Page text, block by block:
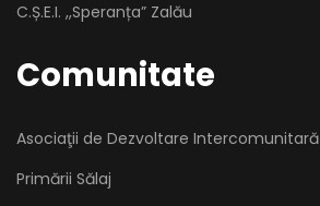
C.Ș.E.I. ,,Speranța” Zalău
Comunitate
Asociaţii de Dezvoltare Intercomunitară
Primării Sălaj